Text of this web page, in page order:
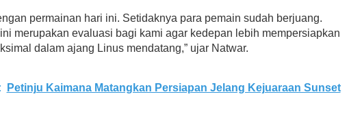
permainan hari ini. Setidaknya para pemain sudah berjuang.
merupakan evaluasi bagi kami agar kedepan lebih mempersiapkan
dalam ajang Linus mendatang,” ujar Natwar.
Petinju Kaimana Matangkan Persiapan Jelang Kejuaraan Sunset